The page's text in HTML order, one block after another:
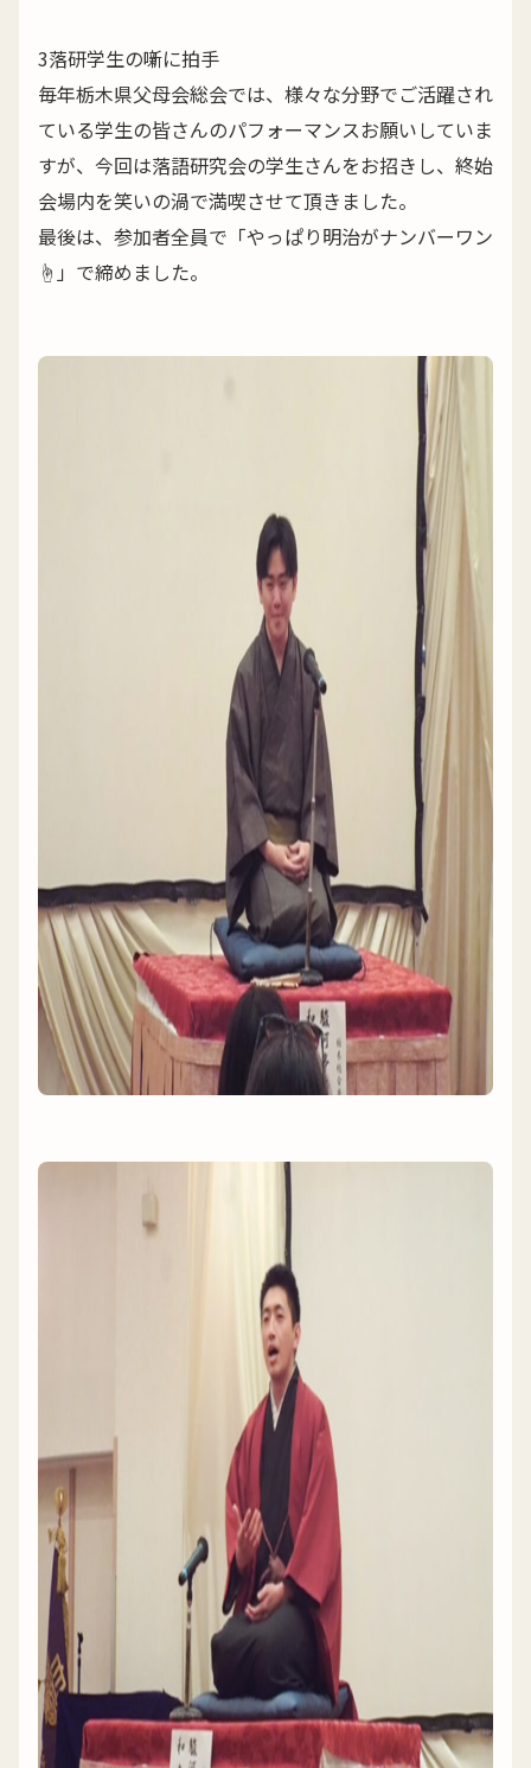
3落研学生の噺に拍手
毎年栃木県父母会総会では、様々な分野でご活躍され
ている学生の皆さんのパフォーマンスお願いしていま
すが、今回は落語研究会の学生さんをお招きし、終始
会場内を笑いの渦で満喫させて頂きました。
最後は、参加者全員で「やっぱり明治がナンバーワン
☝️」で締めました。